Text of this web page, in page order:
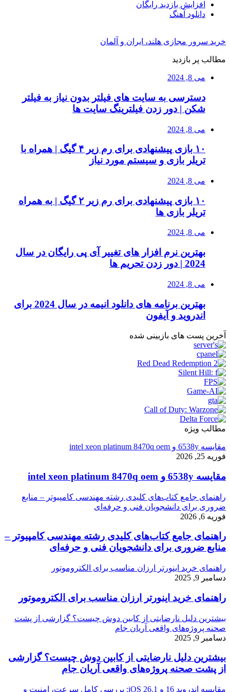
افزایش بازدید رایگان
دانلود آهنگ
خرید سرور مجازی هلند، ایران و آلمان
مطالب پر بازدید
می 8, 2024
دسترسی به سایت های فیلتر بدون نیاز به فیلتر
شکن | دور زدن فیلترینگ سایت ها
می 8, 2024
۱۰ بازی پیشنهادی برای رم زیر ۴ گیگ | همراه با
تریلر بازی و سیستم مورد نیاز
می 8, 2024
۱۰ بازی پیشنهادی برای رم زیر ۲ گیگ | به همراه
تریلر بازی ها
می 8, 2024
بهترین نرم افزار های تغییر آی پی رایگان در سال
2024 | دور زدن تحریم ها
می 8, 2024
بهترین برنامه های دانلود انیمه در سال 2024 برای
اندروید و آیفون
آخرین پست های بازبینی شده
مطالب ویژه
مقایسه 6538y و intel xeon platinum 8470q oem
فوریه 25, 2026
مقایسه 6538y و intel xeon platinum 8470q oem
راهنمای جامع کتاب‌های کلیدی رشته مهندسی کامپیوتر – منابع
ضروری برای دانشجویان فنی و حرفه‌ای
فوریه 6, 2026
راهنمای جامع کتاب‌های کلیدی رشته مهندسی کامپیوتر –
منابع ضروری برای دانشجویان فنی و حرفه‌ای
راهنمای خرید اینورتر ارزان مناسب برای الکتروموتور
دسامبر 9, 2025
راهنمای خرید اینورتر ارزان مناسب برای الکتروموتور
بیشترین دلیل نارضایتی از کابین دوش چیست؟ گزارشی از پشت
صحنه پروژه‌های واقعی آریان جام
دسامبر 9, 2025
بیشترین دلیل نارضایتی از کابین دوش چیست؟ گزارشی
از پشت صحنه پروژه‌های واقعی آریان جام
مقایسه اندروید 16 و iOS 26.1: بررسی کامل سرعت، امنیت و